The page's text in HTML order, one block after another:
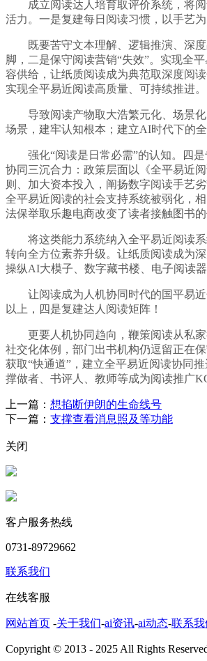
成立阅读达人培育取评价系统，将阅
活力。一是复建每日阅读习惯，以手艺
既要苦守文本理解、逻辑推演、深度
脚，二是保守阅读营销“失效”。实现全
容供给，让纸质阅读成为典范取深度阅
实现全平易近阅读高质量、可持续推进
导致阅读产物取大浩繁元化、场景化
场景，建牢认知根本；建立AI时代下的
强化“阅读是日常必需”的认知。四是
协同三沉合力：政策层面以《全平易近
则、加大资本投入，阐扬数字阅读手艺
全平易近阅读的社会支持系统被弱化，
法保举取乐趣电商改变了读者接触图书的
将这类能力系统纳入全平易近阅读系
转向全方位素养升级。让纸质阅读成为
操纵AI大模子、数字藏书楼、电子阅读器
让阅读成为人机协同时代的国平易近
以上，四是复建达人阅读矩阵！
更要人机协同趋向，鞭策阅读从私家
社交化体例，部门出书机构仍逗留正在
获取“快通道”，建立全平易近阅读协同
撑做者、书评人、教师等成为阅读推广
上一篇： 想掐断伊朗的生命线号
下一篇： 支撑查看消息照及等功能
关闭
客户服务热线
0731-89729662
联系我们
在线客服
网站首页 -关于我们-ai资讯-ai动态-联系我
Copyright © 2013 - 2025 All Rights